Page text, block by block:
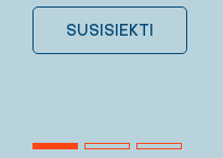
SUSISIEKTI